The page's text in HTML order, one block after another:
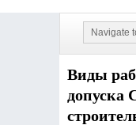
Виды
допуска